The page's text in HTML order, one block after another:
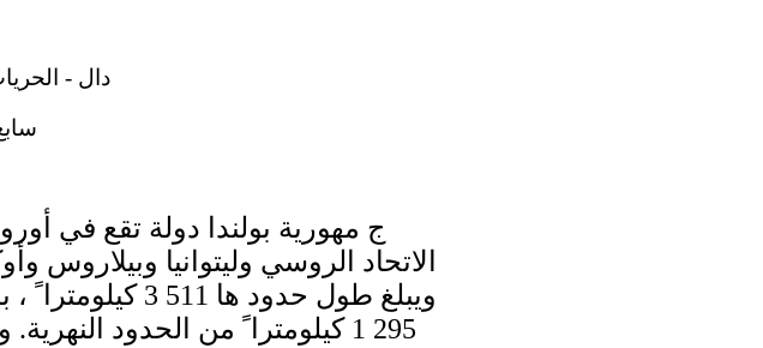
دال - الحريات
ج مهورية بولندا دولة تقع في
الاتحاد الروسي وليتوانيا وبيلاروس